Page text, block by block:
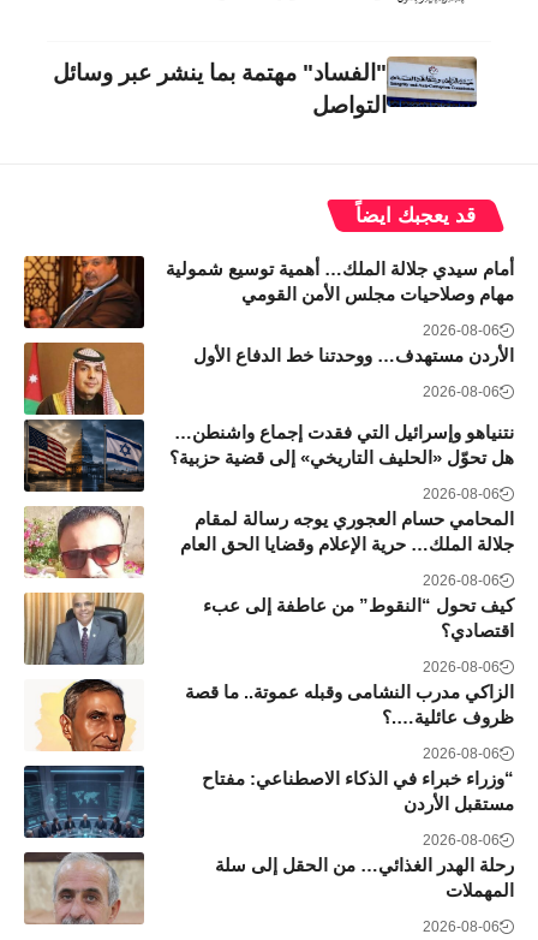
"الفساد" مهتمة بما ينشر عبر وسائل
التواصل
قد يعجبك ايضاً
أمام سيدي جلالة الملك… أهمية توسيع شمولية
مهام وصلاحيات مجلس الأمن القومي
2026-08-06
الأردن مستهدف… ووحدتنا خط الدفاع الأول
2026-08-06
نتنياهو وإسرائيل التي فقدت إجماع واشنطن…
هل تحوّل «الحليف التاريخي» إلى قضية حزبية؟
2026-08-06
المحامي حسام العجوري يوجه رسالة لمقام
جلالة الملك… حرية الإعلام وقضايا الحق العام
2026-08-06
كيف تحول “النقوط” من عاطفة إلى عبء
اقتصادي؟
2026-08-06
الزاكي مدرب النشامى وقبله عموتة.. ما قصة
ظروف عائلية….؟
2026-08-06
“وزراء خبراء في الذكاء الاصطناعي: مفتاح
مستقبل الأردن
2026-08-06
رحلة الهدر الغذائي… من الحقل إلى سلة
المهملات
2026-08-06